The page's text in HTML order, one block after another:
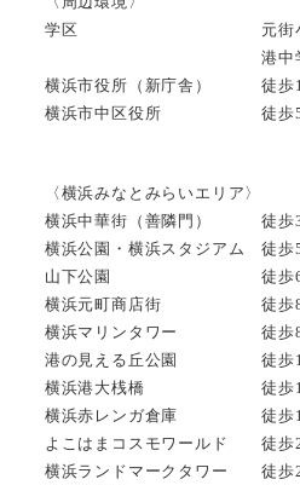
学区 元街小
港中学
横浜市役所（新庁舎） 徒歩
横浜市中区役所 徒歩5
〈横浜みなとみらいエリア〉
横浜中華街（善隣門） 徒歩3
横浜公園・横浜スタジアム 徒歩
山下公園 徒歩6分/
横浜元町商店街 徒歩8
横浜マリンタワー 徒歩8
港の見える丘公園 徒歩10
横浜港大桟橋 徒歩11
横浜赤レンガ倉庫 徒歩15
よこはまコスモワールド 徒歩
横浜ランドマークタワー 徒歩